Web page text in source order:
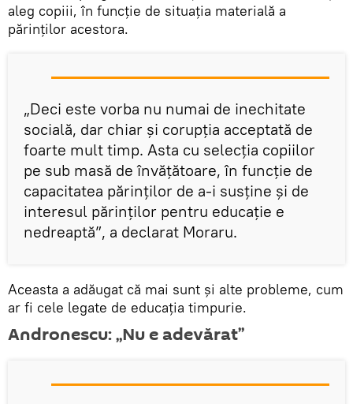
aleg copiii, în funcţie de situaţia materială a
părinţilor acestora.
„Deci este vorba nu numai de inechitate
socială, dar chiar şi corupţia acceptată de
foarte mult timp. Asta cu selecţia copiilor
pe sub masă de învăţătoare, în funcţie de
capacitatea părinţilor de a-i susţine şi de
interesul părinţilor pentru educaţie e
nedreaptă”, a declarat Moraru.
Aceasta a adăugat că mai sunt şi alte probleme, cum
ar fi cele legate de educaţia timpurie.
Andronescu: „Nu e adevărat”